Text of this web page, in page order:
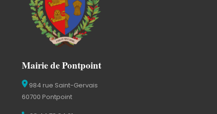
Mairie de Pontpoint
984 rue Saint-Gervais
60700 Pontpoint